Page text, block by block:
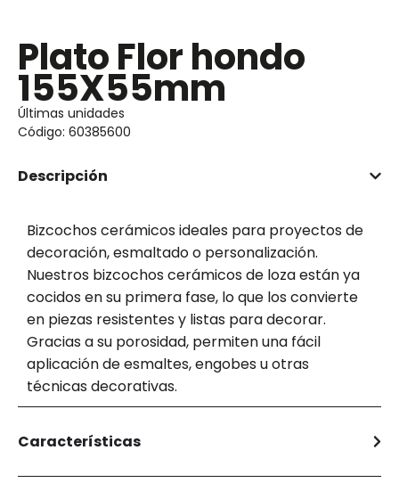
Plato Flor hondo
155X55mm
Últimas unidades
Código: 60385600
Descripción
Bizcochos cerámicos ideales para proyectos de
decoración, esmaltado o personalización.
Nuestros bizcochos cerámicos de loza están ya
cocidos en su primera fase, lo que los convierte
en piezas resistentes y listas para decorar.
Gracias a su porosidad, permiten una fácil
aplicación de esmaltes, engobes u otras
técnicas decorativas.
Características